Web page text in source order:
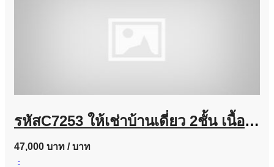
รหัสC7253 ให้เช่าบ้านเดี่ยว 2ชั้น เนื้อที่ประมาณ 100 ตารางวา ย่านถนนนวมินทร์ บ้านตกแต่งพร้อมอยู่
47,000 บาท / บาท
-